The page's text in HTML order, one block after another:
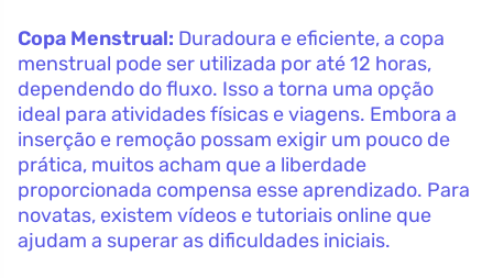
Copa Menstrual: Duradoura e eficiente, a copa
menstrual pode ser utilizada por até 12 horas,
dependendo do fluxo. Isso a torna uma opção
ideal para atividades físicas e viagens. Embora a
inserção e remoção possam exigir um pouco de
prática, muitos acham que a liberdade
proporcionada compensa esse aprendizado. Para
novatas, existem vídeos e tutoriais online que
ajudam a superar as dificuldades iniciais.